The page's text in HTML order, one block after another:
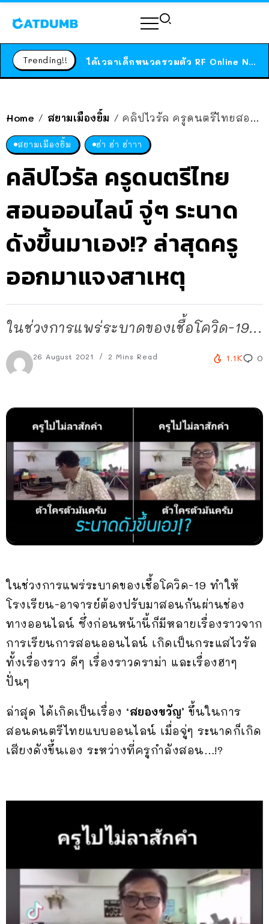
Trending!! ได้เวลาเด็กหนวดรวมตัว RF Online Next เปิดให้เล่นแล้ว เกม Sci-Fi MMORPG ระดับตำนาน เล่นได้ทั้งมือถือและ PC
Home / สยามเมืองยิ้ม / คลิปไวรัล ครูดนตรีไทยสอนออนไลน์ จู่ๆ ระนาดดังขึ้นมาเอง!? ล่าสุดครูออกมาแจงสาเหตุ
สยามเมืองยิ้ม ฮ่า ฮ่า ฮ่าาา
คลิปไวรัล ครูดนตรีไทย
สอนออนไลน์ จู่ๆ ระนาด
ดังขึ้นมาเอง!? ล่าสุดครู
ออกมาแจงสาเหตุ
ในช่วงการแพร่ระบาดของเชื้อโควิด-19...
26 August 2021 2 Mins Read 1.1K 0
ในช่วงการแพร่ระบาดของเชื้อโควิด-19 ทำให้
โรงเรียน-อาจารย์ต้องปรับมาสอนกันผ่านช่อง
ทางออนไลน์ ซึ่งก่อนหน้านี้ก็มีหลายเรื่องราวจาก
การเรียนการสอนออนไลน์ เกิดเป็นกระแสไวรัล
ทั้งเรื่องราว ดีๆ เรื่องราวดราม่า และเรื่องฮาๆ
ปั่นๆ
ล่าสุด ได้เกิดเป็นเรื่อง ‘สยองขวัญ’ขึ้นในการ
สอนดนตรีไทยแบบออนไลน์ เมื่อจู่ๆ ระนาดก็เกิด
เสียงดังขึ้นเอง ระหว่างที่ครูกำลังสอน…!?